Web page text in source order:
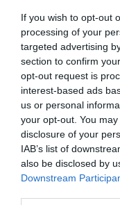
If you wish to opt-out
processing of your
targeted advertising
section to confirm
opt-out request is
interest-based ads
us or personal
your opt-out. You
disclosure of your
IAB’s list of
also be disclosed by
Downstream
Be comfy v koži
Dĺžka:;223 cm